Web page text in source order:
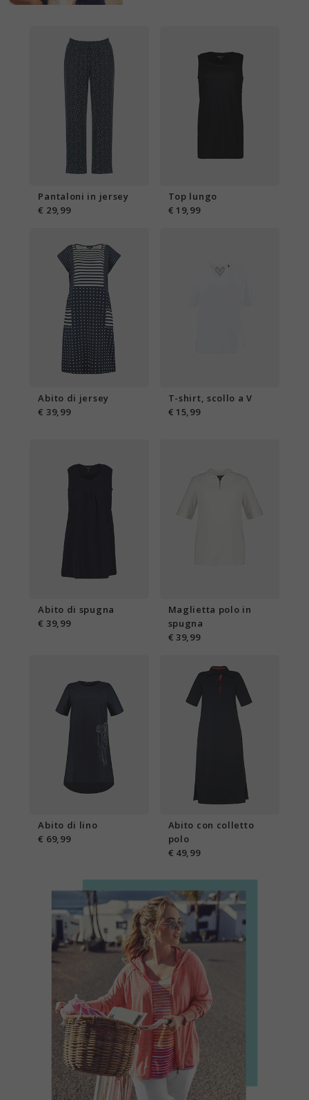
Pantaloni in jersey
€ 29,99
Top lungo
€ 19,99
Abito di jersey
€ 39,99
T-shirt, scollo a V
€ 15,99
Abito di spugna
€ 39,99
Maglietta polo in
spugna
€ 39,99
Abito di lino
€ 69,99
Abito con colletto
polo
€ 49,99